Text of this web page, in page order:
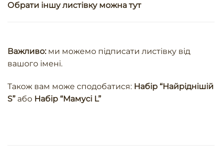
Обрати іншу листівку можна тут
Важливо:ми можемо підписати листівку від
вашого імені.
Також вам може сподобатися: Набір “Найріднішій
S” або Набір “Мамусі L”